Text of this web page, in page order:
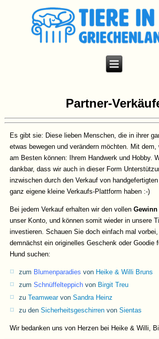
Partner-
Es gibt sie: Diese lieben Menschen, die in ihrer
etwas bewegen und verändern möchten. Mit
am Besten können: Ihrem Handwerk und Hobby.
dankbar, dass wir auch in dieser Form
inzwischen durch den Verkauf von
ganz eigene kleine Verkaufs-Plattform haben :-)
Bei jedem Verkauf erhalten wir den vollenGewinn
unser Konto, und können somit wieder in unsere
investieren. Schauen Sie doch einfach mal
demnächst ein originelles Geschenk oder Goodie
Hund suchen:
zum Blumenparadies von Heike & Willi Bruns
zumSchnüffelteppich von Birgit Treu
zuTeamwearvonSandra Heinz
zu denSicherheitsgeschirren vonSientas
Wir bedanken uns von Herzen bei Heike & Willi,